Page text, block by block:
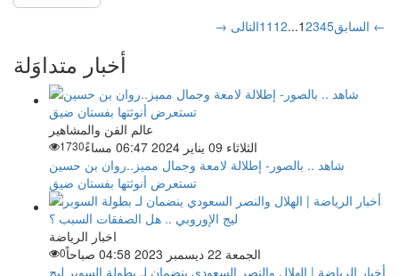
→ السابق 12345
...
11 12 التالى ←
أخبار متداوَلة
عالم الفن والمشاهير
الثلاثاء 09 يناير 2024 06:47 مساءً
1730
شاهد .. بالصور- إطلالة لامعة وجمال مميز..روان بن حسين
تستعرض أنوثتها بفستان ضيق
اخبار الرياضة
الجمعة 22 ديسمبر 2023 04:58 صباحاً
0
أخبار الرياضة | الهلال والنصر السعودي ينضمان لـ بطولة السوبر ليج